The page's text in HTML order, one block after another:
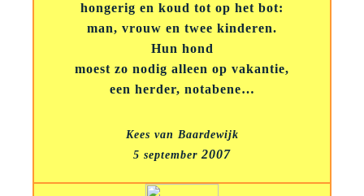
hongerig en koud tot op het bot:
man, vrouw en twee kinderen.
Hun hond
moest zo nodig alleen op vakantie,
een herder, notabene…
Kees van Baardewijk
5 september 2007